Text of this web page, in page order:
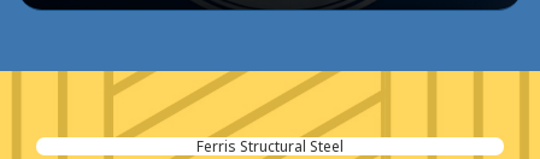
Ferris Structural Steel